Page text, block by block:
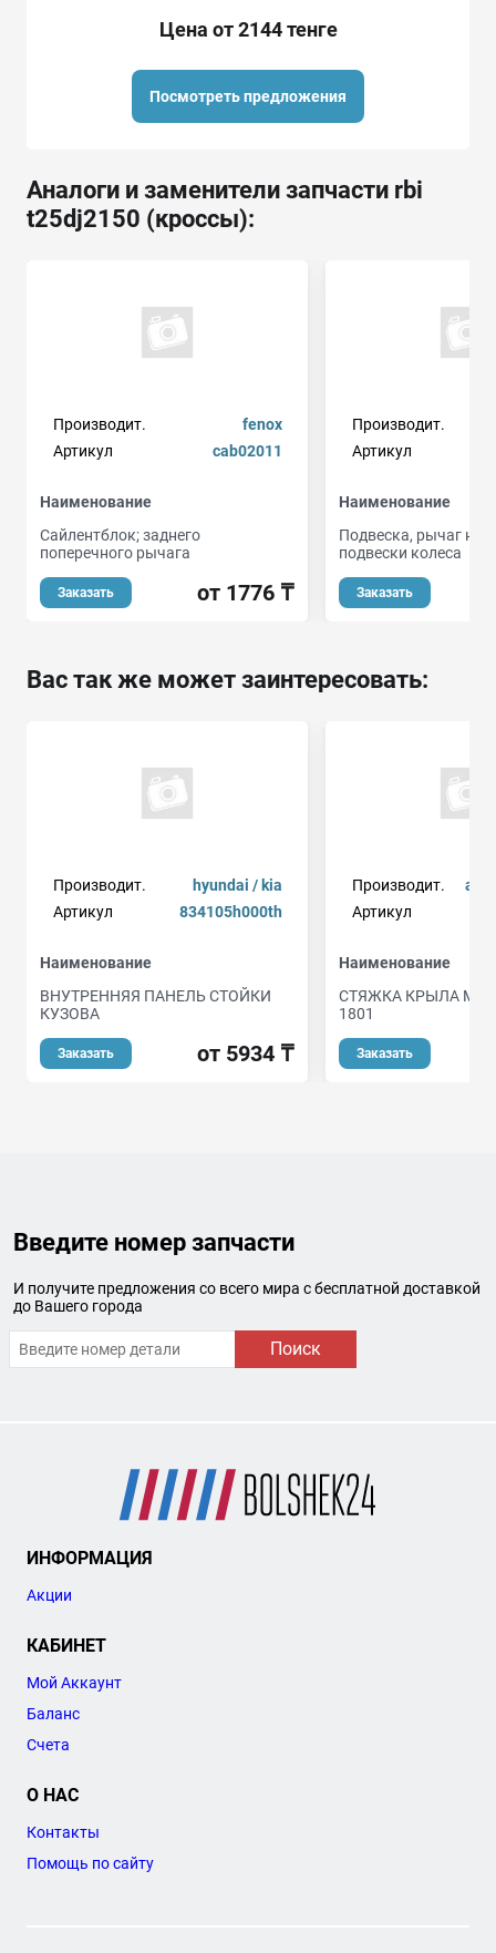
Цена от 2144 тенге
Посмотреть предложения
Аналоги и заменители запчасти rbi
t25dj2150 (кроссы):
Производит.
fenox
Артикул
cab02011
Наименование
Сайлентблок; заднего
поперечного рычага
Заказать от 1776 ₸
Производит.
Артикул
Наименование
Подвеска, рычаг
подвески колеса
Заказать
Вас так же может заинтересовать:
Производит.
hyundai / kia
Артикул
834105h000th
Наименование
ВНУТРЕННЯЯ ПАНЕЛЬ СТОЙКИ
КУЗОВА
Заказать от 5934 ₸
Производит.
Артикул
Наименование
СТЯЖКА КРЫЛА
1801
Заказать
Введите номер запчасти
И получите предложения со всего мира с бесплатной доставкой
до Вашего города
Поиск
ИНФОРМАЦИЯ
Акции
КАБИНЕТ
Мой Аккаунт
Баланс
Счета
О НАС
Контакты
Помощь по сайту